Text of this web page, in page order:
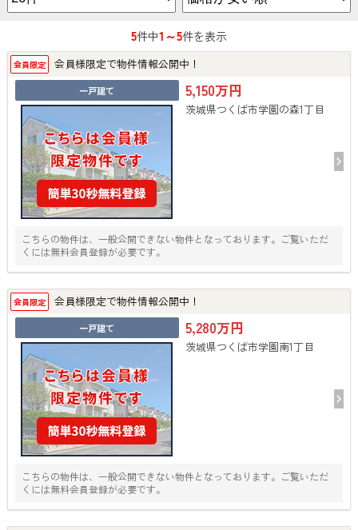
5件中1～5件を表示
会員限定 会員様限定で物件情報公開中！
一戸建て 5,150万円
茨城県つくば市学園の森1丁目
こちらの物件は、一般公開できない物件となっております。ご覧いただ
くには無料会員登録が必要です。
会員限定 会員様限定で物件情報公開中！
一戸建て 5,280万円
茨城県つくば市学園南1丁目
こちらの物件は、一般公開できない物件となっております。ご覧いただ
くには無料会員登録が必要です。